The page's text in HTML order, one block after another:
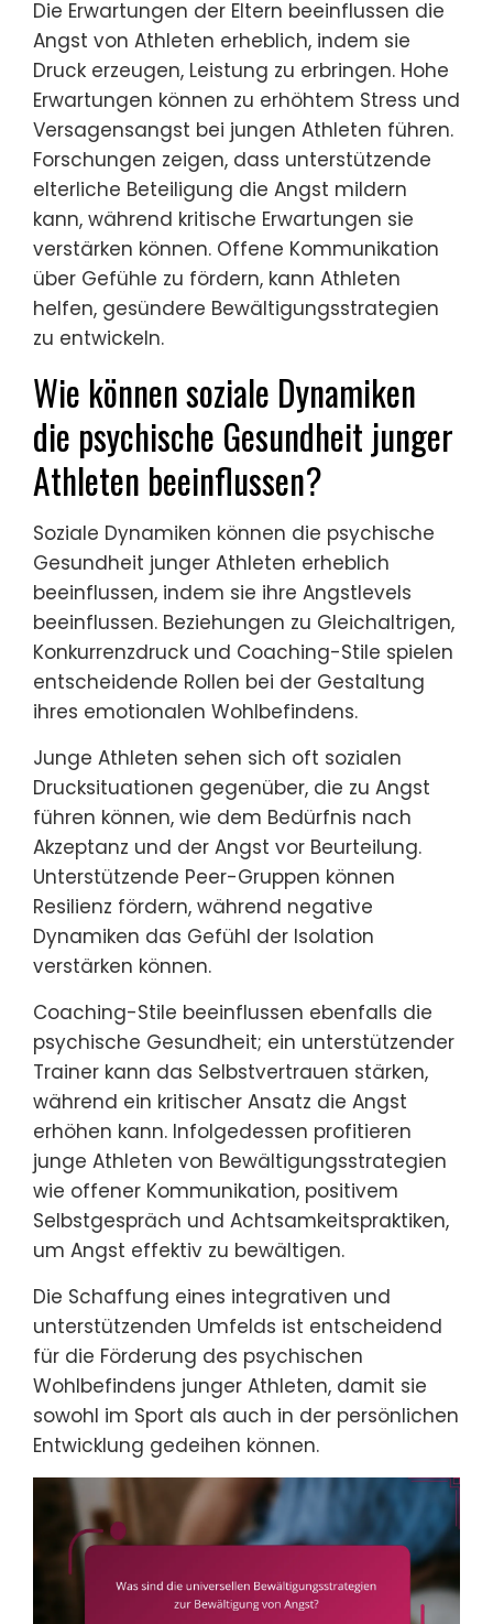
Die Erwartungen der Eltern beeinflussen die
Angst von Athleten erheblich, indem sie
Druck erzeugen, Leistung zu erbringen. Hohe
Erwartungen können zu erhöhtem Stress und
Versagensangst bei jungen Athleten führen.
Forschungen zeigen, dass unterstützende
elterliche Beteiligung die Angst mildern
kann, während kritische Erwartungen sie
verstärken können. Offene Kommunikation
über Gefühle zu fördern, kann Athleten
helfen, gesündere Bewältigungsstrategien
zu entwickeln.
Wie können soziale Dynamiken
die psychische Gesundheit junger
Athleten beeinflussen?
Soziale Dynamiken können die psychische
Gesundheit junger Athleten erheblich
beeinflussen, indem sie ihre Angstlevels
beeinflussen. Beziehungen zu Gleichaltrigen,
Konkurrenzdruck und Coaching-Stile spielen
entscheidende Rollen bei der Gestaltung
ihres emotionalen Wohlbefindens.
Junge Athleten sehen sich oft sozialen
Drucksituationen gegenüber, die zu Angst
führen können, wie dem Bedürfnis nach
Akzeptanz und der Angst vor Beurteilung.
Unterstützende Peer-Gruppen können
Resilienz fördern, während negative
Dynamiken das Gefühl der Isolation
verstärken können.
Coaching-Stile beeinflussen ebenfalls die
psychische Gesundheit; ein unterstützender
Trainer kann das Selbstvertrauen stärken,
während ein kritischer Ansatz die Angst
erhöhen kann. Infolgedessen profitieren
junge Athleten von Bewältigungsstrategien
wie offener Kommunikation, positivem
Selbstgespräch und Achtsamkeitspraktiken,
um Angst effektiv zu bewältigen.
Die Schaffung eines integrativen und
unterstützenden Umfelds ist entscheidend
für die Förderung des psychischen
Wohlbefindens junger Athleten, damit sie
sowohl im Sport als auch in der persönlichen
Entwicklung gedeihen können.